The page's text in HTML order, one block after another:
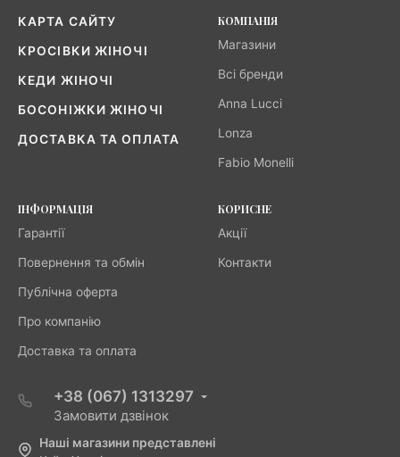
КАРТА САЙТУ
КРОСІВКИ ЖІНОЧІ
КЕДИ ЖІНОЧІ
БОСОНІЖКИ ЖІНОЧІ
ДОСТАВКА ТА ОПЛАТА
КОМПАНІЯ
Магазини
Всі бренди
Anna Lucci
Lonza
Fabio Monelli
ІНФОРМАЦІЯ
Гарантії
Повернення та обмін
Публічна оферта
Про компанію
Доставка та оплата
КОРИСНЕ
Акції
Контакти
+38 (067) 1313297
Замовити дзвінок
Наші магазини представлені